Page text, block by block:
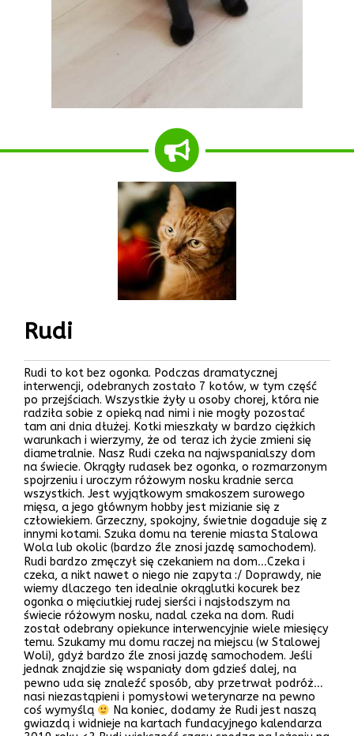
Rudi
Rudi to kot bez ogonka. Podczas dramatycznej
interwencji, odebranych zostało 7 kotów, w tym część
po przejściach. Wszystkie żyły u osoby chorej, która nie
radziła sobie z opieką nad nimi i nie mogły pozostać
tam ani dnia dłużej. Kotki mieszkały w bardzo ciężkich
warunkach i wierzymy, że od teraz ich życie zmieni się
diametralnie. Nasz Rudi czeka na najwspanialszy dom
na świecie. Okrągły rudasek bez ogonka, o rozmarzonym
spojrzeniu i uroczym różowym nosku kradnie serca
wszystkich. Jest wyjątkowym smakoszem surowego
mięsa, a jego głównym hobby jest mizianie się z
człowiekiem. Grzeczny, spokojny, świetnie dogaduje się z
innymi kotami. Szuka domu na terenie miasta Stalowa
Wola lub okolic (bardzo źle znosi jazdę samochodem).
Rudi bardzo zmęczył się czekaniem na dom…Czeka i
czeka, a nikt nawet o niego nie zapyta :/ Doprawdy, nie
wiemy dlaczego ten idealnie okrąglutki kocurek bez
ogonka o mięciutkiej rudej sierści i najsłodszym na
świecie różowym nosku, nadal czeka na dom. Rudi
został odebrany opiekunce interwencyjnie wiele miesięcy
temu. Szukamy mu domu raczej na miejscu (w Stalowej
Woli), gdyż bardzo źle znosi jazdę samochodem. Jeśli
jednak znajdzie się wspaniały dom gdzieś dalej, na
pewno uda się znaleźć sposób, aby przetrwał podróż…
nasi niezastąpieni i pomysłowi weterynarze na pewno
coś wymyślą
Na koniec, dodamy że Rudi jest naszą
gwiazdą i widnieje na kartach fundacyjnego kalendarza